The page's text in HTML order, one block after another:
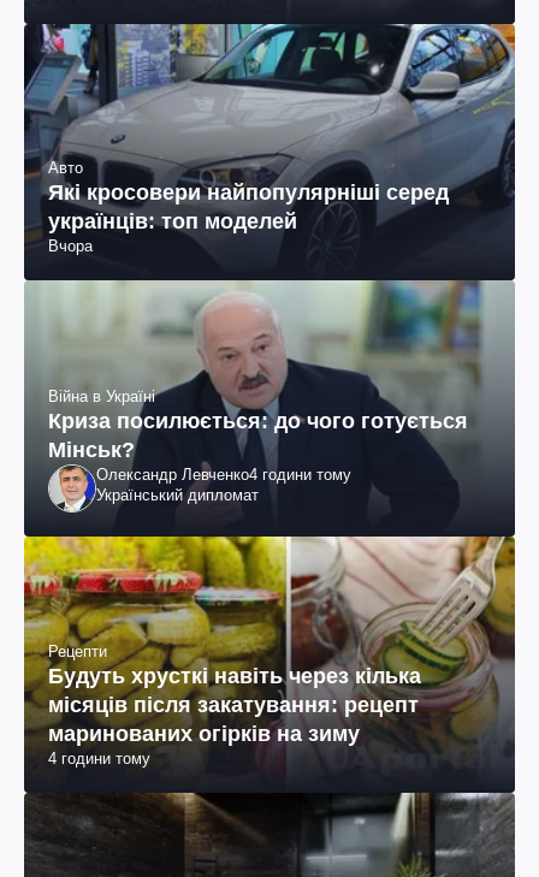
Авто
Які кросовери найпопулярніші серед
українців: топ моделей
Вчора
Війна в Україні
Криза посилюється: до чого готується
Мінськ?
Олександр Левченко4 години тому
Український дипломат
Рецепти
Будуть хрусткі навіть через кілька
місяців після закатування: рецепт
маринованих огірків на зиму
4 години тому